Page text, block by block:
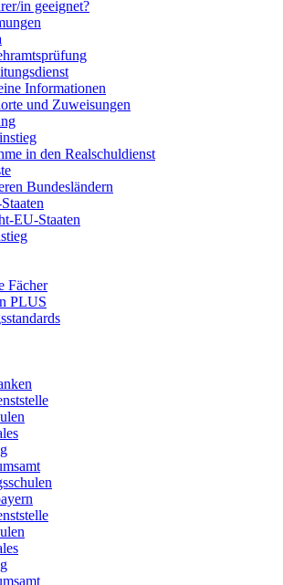
in geeignet?
Informationen
und Zuweisungen
in den Realschuldienst
Bundesländern
EU-Staaten
Fächer
PLUS